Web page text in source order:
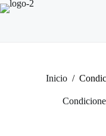
Inicio /